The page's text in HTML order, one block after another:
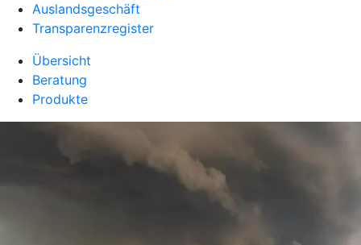
Auslandsgeschäft
Transparenzregister
Übersicht
Beratung
Produkte